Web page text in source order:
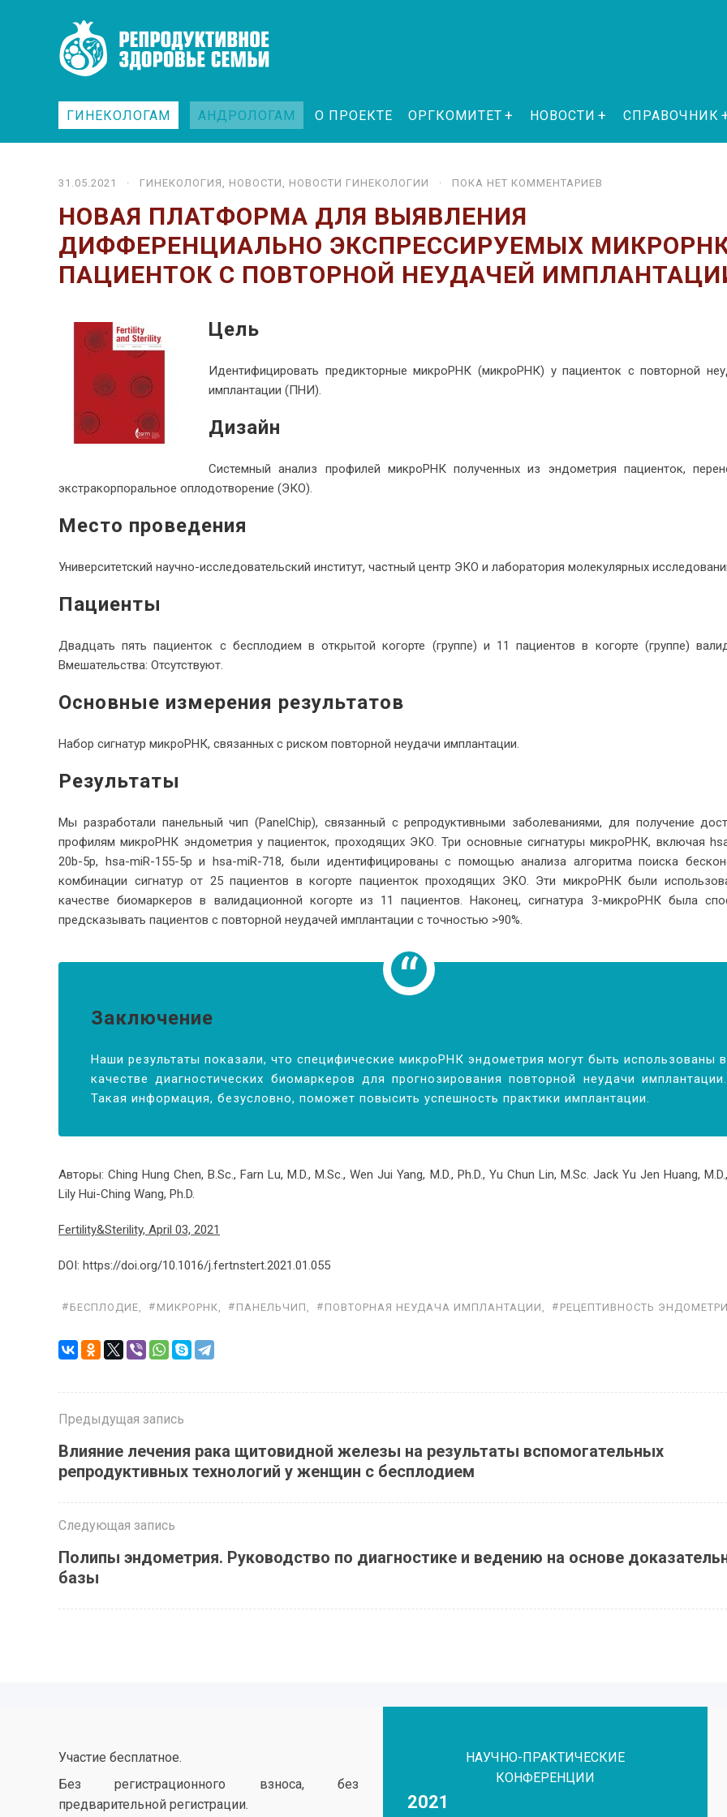
ГИНЕКОЛОГАМ АНДРОЛОГАМ О ПРОЕКТЕ ОРГКОМИТЕТ НОВОСТИ СПРАВОЧНИК
31.05.2021 · ГИНЕКОЛОГИЯ , НОВОСТИ , НОВОСТИ ГИНЕКОЛОГИИ · ПОКА НЕТ КОММЕНТАРИЕВ
НОВАЯ ПЛАТФОРМА ДЛЯ ВЫЯВЛЕНИЯ
ДИФФЕРЕНЦИАЛЬНО ЭКСПРЕССИРУЕМЫХ
ПАЦИЕНТОК С ПОВТОРНОЙ НЕУДАЧЕЙ
Цель
Идентифицировать предикторные микроРНК (микроРНК) у пациенток с повторной
имплантации (ПНИ).
Дизайн
Системный анализ профилей микроРНК полученных из эндометрия пациенток,
экстракорпоральное оплодотворение (ЭКО).
Место проведения
Университетский научно-исследовательский институт, частный центр ЭКО и лаборатория молекулярных
Пациенты
Двадцать пять пациенток с бесплодием в открытой когорте (группе) и 11 пациентов в когорте (группе)
Вмешательства: Отсутствуют.
Основные измерения результатов
Набор сигнатур микроРНК, связанных с риском повторной неудачи имплантации.
Результаты
Мы разработали панельный чип (PanelChip), связанный с репродуктивными заболеваниями, для получение
профилям микроРНК эндометрия у пациенток, проходящих ЭКО. Три основные сигнатуры микроРНК, включая
20b-5p, hsa-miR-155-5p и hsa-miR-718, были идентифицированы с помощью анализа алгоритма поиска
комбинации сигнатур от 25 пациентов в когорте пациенток проходящих ЭКО. Эти микроРНК были
качестве биомаркеров в валидационной когорте из 11 пациентов. Наконец, сигнатура 3-микроРНК была
предсказывать пациентов с повторной неудачей имплантации с точностью >90%.
Заключение
Наши результаты показали, что специфические микроРНК эндометрия могут быть использованы в
качестве диагностических биомаркеров для прогнозирования повторной неудачи имплантации.
Такая информация, безусловно, поможет повысить успешность практики имплантации.
Авторы: Ching Hung Chen, B.Sc., Farn Lu, M.D., M.Sc., Wen Jui Yang, M.D., Ph.D., Yu Chun Lin, M.Sc. Jack Yu Jen Huang, M.D.,
Lily Hui-Ching Wang, Ph.D.
Fertility&Sterility, April 03, 2021
DOI: https://doi.org/10.1016/j.fertnstert.2021.01.055
БЕСПЛОДИЕ, МИКРОРНК, ПАНЕЛЬЧИП , ПОВТОРНАЯ НЕУДАЧА ИМПЛАНТАЦИИ , РЕЦЕПТИВНОСТЬ
Предыдущая запись
Влияние лечения рака щитовидной железы на результаты вспомогательных
репродуктивных технологий у женщин с бесплодием
Следующая запись
Полипы эндометрия. Руководство по диагностике и ведению на основе
базы
Участие бесплатное.
Без регистрационного взноса, без
предварительной регистрации.
НАУЧНО-ПРАКТИЧЕСКИЕ
КОНФЕРЕНЦИИ
2021